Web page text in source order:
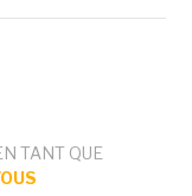
TANT QUE